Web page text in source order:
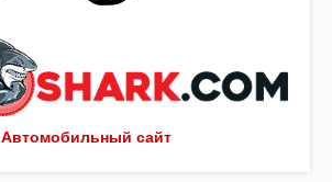
Автомобильный сайт